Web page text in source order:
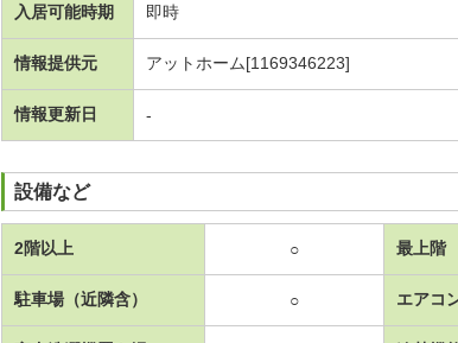
入居可能時期 即時
情報提供元 アットホーム[1169346223]
情報更新日 -
設備など
2階以上 ○ 最上階
駐車場（近隣含） ○ エアコ